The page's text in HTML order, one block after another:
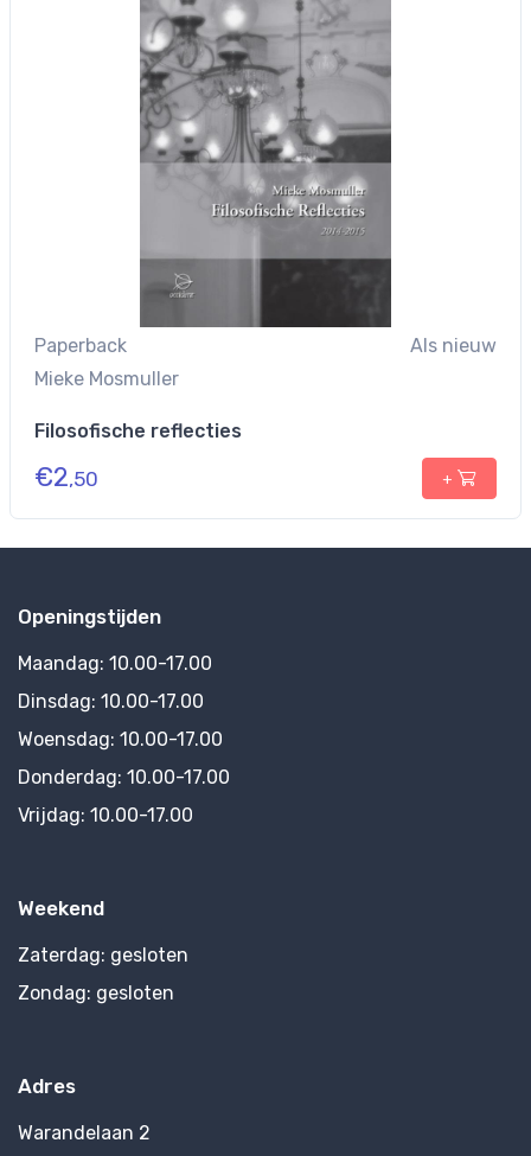
Paperback
Als nieuw
Mieke Mosmuller
Filosofische reflecties
€2,50 +
Openingstijden
Maandag: 10.00-17.00
Dinsdag: 10.00-17.00
Woensdag: 10.00-17.00
Donderdag: 10.00-17.00
Vrijdag: 10.00-17.00
Weekend
Zaterdag: gesloten
Zondag: gesloten
Adres
Warandelaan 2